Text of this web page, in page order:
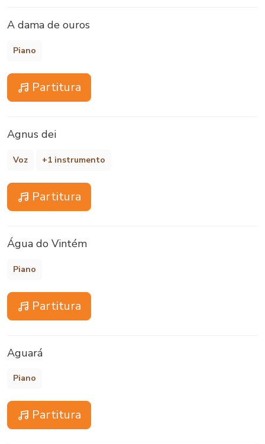
A dama de ouros
Piano
Partitura
Agnus dei
Voz +1 instrumento
Partitura
Água do Vintém
Piano
Partitura
Aguará
Piano
Partitura